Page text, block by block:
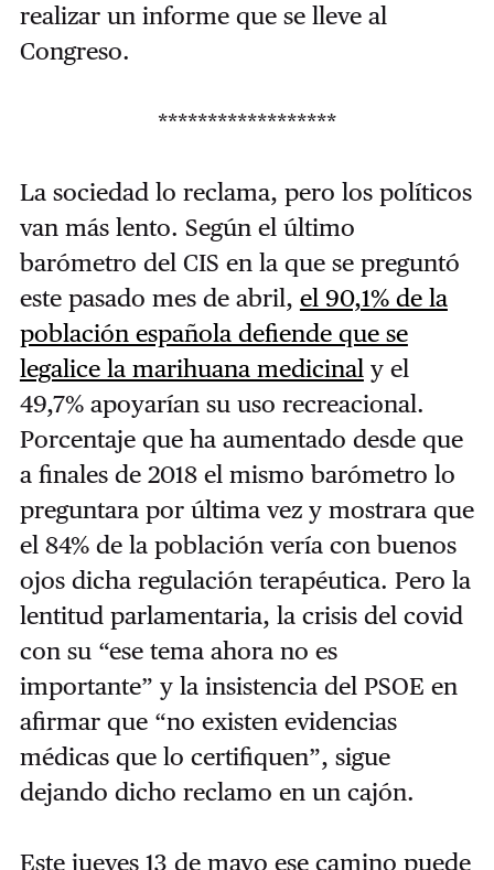
realizar un informe que se lleve al
Congreso.
******************
La sociedad lo reclama, pero los políticos
van más lento. Según el último
barómetro del CIS en la que se preguntó
este pasado mes de abril, el 90,1% de la
población española defiende que se
legalice la marihuana medicinal y el
49,7% apoyarían su uso recreacional.
Porcentaje que ha aumentado desde que
a finales de 2018 el mismo barómetro lo
preguntara por última vez y mostrara que
el 84% de la población vería con buenos
ojos dicha regulación terapéutica. Pero la
lentitud parlamentaria, la crisis del covid
con su “ese tema ahora no es
importante” y la insistencia del PSOE en
afirmar que “no existen evidencias
médicas que lo certifiquen”, sigue
dejando dicho reclamo en un cajón.
Este jueves 13 de mayo ese camino puede